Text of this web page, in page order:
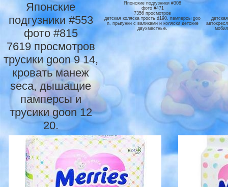
Японские
подгузники #553
фото #815
7619 просмотров
трусики goon 9 14,
кровать манеж
seca, дышащие
памперсы и
трусики goon 12
20.
Японские подгузники #308
фото #471
7356 просмотров
детская коляска трость d190, памперсы goo
n, прыгунки с валиками и коляски детские
двухместные.